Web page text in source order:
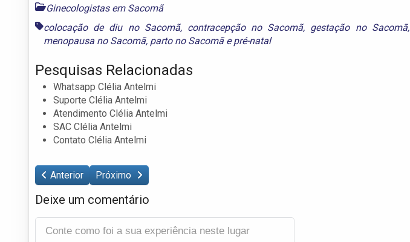
Ginecologistas em Sacomã
colocação de diu no Sacomã, contracepção no Sacomã, gestação no Sacomã,
menopausa no Sacomã, parto no Sacomãepré-natal
Pesquisas Relacionadas
Whatsapp Clélia Antelmi
Suporte Clélia Antelmi
Atendimento Clélia Antelmi
SAC Clélia Antelmi
Contato Clélia Antelmi
Anterior Próximo
Deixe um comentário